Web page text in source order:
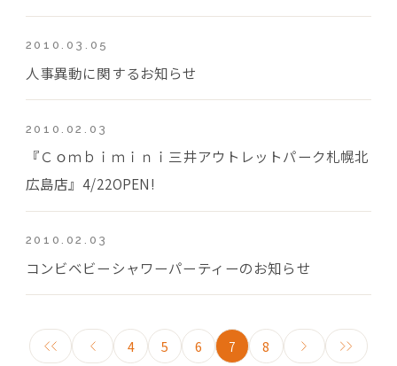
2010.03.05
人事異動に関するお知らせ
2010.02.03
『Ｃｏｍｂｉｍｉｎｉ三井アウトレットパーク札幌北
広島店』4/22OPEN!
2010.02.03
コンビベビーシャワーパーティーのお知らせ
4 5 6 7 8